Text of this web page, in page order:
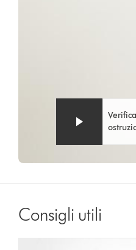
Consigli utili